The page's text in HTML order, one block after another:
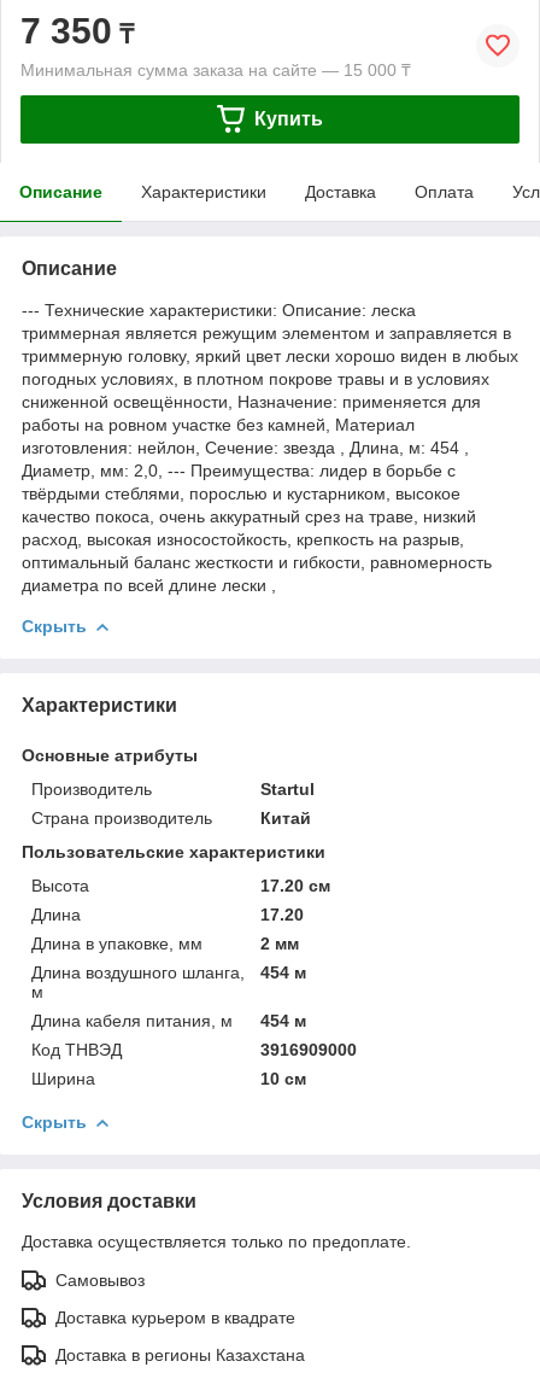
7 350 ₸
Минимальная сумма заказа на сайте — 15 000 ₸
Купить
Описание Характеристики Доставка Оплата
Описание
--- Технические характеристики: Описание: леска
триммерная является режущим элементом и заправляется в
триммерную головку, яркий цвет лески хорошо виден в любых
погодных условиях, в плотном покрове травы и в условиях
сниженной освещённости, Назначение: применяется для
работы на ровном участке без камней, Материал
изготовления: нейлон, Сечение: звезда , Длина, м: 454 ,
Диаметр, мм: 2,0, --- Преимущества: лидер в борьбе с
твёрдыми стеблями, порослью и кустарником, высокое
качество покоса, очень аккуратный срез на траве, низкий
расход, высокая износостойкость, крепкость на разрыв,
оптимальный баланс жесткости и гибкости, равномерность
диаметра по всей длине лески ,
Скрыть
Характеристики
Основные атрибуты
Производитель
Startul
Страна производитель
Китай
Пользовательские характеристики
Высота
17.20 см
Длина
17.20
Длина в упаковке, мм
2 мм
Длина воздушного шланга,
м
454 м
Длина кабеля питания, м
454 м
Код ТНВЭД
3916909000
Ширина
10 см
Скрыть
Условия доставки
Доставка осуществляется только по предоплате.
Самовывоз
Доставка курьером в квадрате
Доставка в регионы Казахстана